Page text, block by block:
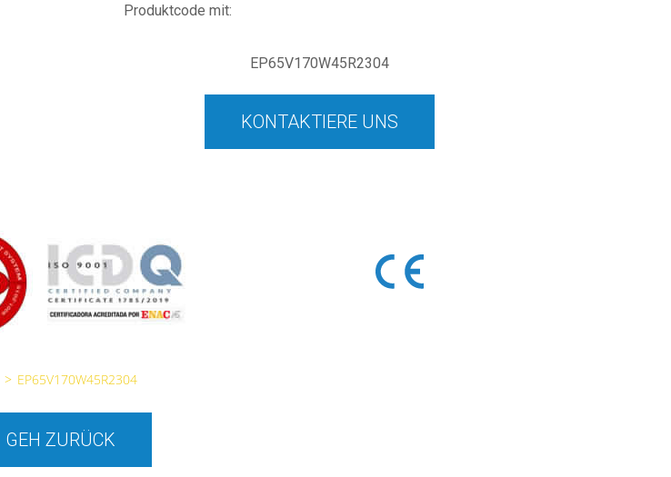
Produktcode mit:
EP65V170W45R2304
KONTAKTIERE UNS
> EP65V170W45R2304
GEH ZURÜCK